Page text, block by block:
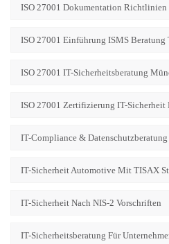
ISO 27001 Dokumentation Richtlinien
ISO 27001 Einführung ISMS Beratung
ISO 27001 IT-Sicherheitsberatung
ISO 27001 Zertifizierung IT-Sicherheit
IT-Compliance & Datenschutzberatung
IT-Sicherheit Automotive Mit TISAX
IT-Sicherheit Nach NIS-2 Vorschriften
IT-Sicherheitsberatung Für